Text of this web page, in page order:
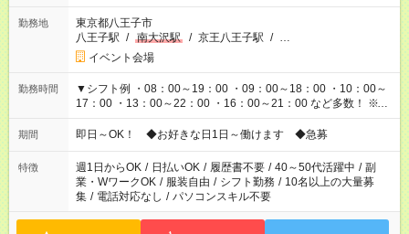
勤務地
東京都八王子市
八王子駅 / 南大沢駅 / 京王八王子駅 / …
イベント会場
勤務時間
▼シフト例 ・08：00～19：00 ・09：00～18：00 ・10：00～
17：00 ・13：00～22：00 ・16：00～21：00 など多数！ ※お
仕事により勤務時間が異なります
期間 即日～OK！ ◆お好きな日1日～働けます ◆急募
特徴 週1日からOK / 日払いOK / 履歴書不要 / 40～50代活躍中 / 副
業・WワークOK / 服装自由 / シフト勤務 / 10名以上の大量募
集 / 電話対応なし / パソコンスキル不要